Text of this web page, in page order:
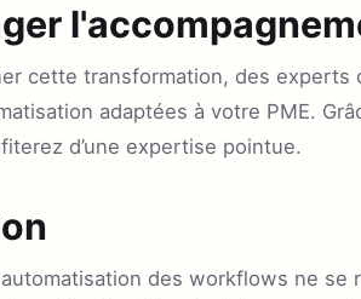
cette transformation, des
adaptées à votre PME.
d’une expertise pointue.
des workflows ne se